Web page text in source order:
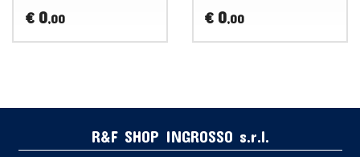
€ 0,00
€ 0,00
R&F SHOP INGROSSO s.r.l.